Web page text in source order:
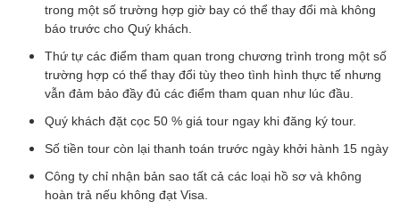
trong một số trường hợp giờ bay có thể thay đổi mà không
báo trước cho Quý khách.
Thứ tự các điểm tham quan trong chương trình trong một số
trường hợp có thể thay đổi tùy theo tình hình thực tế nhưng
vẫn đảm bảo đầy đủ các điểm tham quan như lúc đầu.
Quý khách đặt cọc 50 % giá tour ngay khi đăng ký tour.
Số tiền tour còn lại thanh toán trước ngày khởi hành 15 ngày
Công ty chỉ nhận bản sao tất cả các loại hồ sơ và không
hoàn trả nếu không đạt Visa.